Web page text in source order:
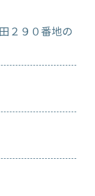
２９０番地の